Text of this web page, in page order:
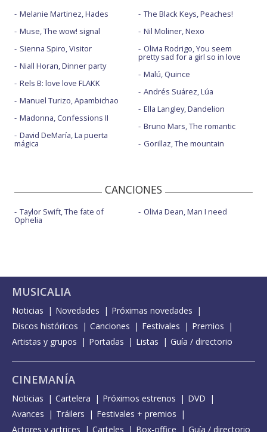
Melanie Martinez, Hades
Muse, The wow! signal
Sienna Spiro, Visitor
Niall Horan, Dinner party
Rels B: love love FLAKK
Manuel Turizo, Apambichao
Madonna, Confessions II
David DeMaría, La puerta
mágica
The Black Keys, Peaches!
Nil Moliner, Nexo
Olivia Rodrigo, You seem
pretty sad for a girl so in love
Malú, Quince
Andrés Suárez, Lúa
Ella Langley, Dandelion
Bruno Mars, The romantic
Gorillaz, The mountain
CANCIONES
Taylor Swift, The fate of
Ophelia
Olivia Dean, Man I need
MUSICALIA
Noticias Novedades
Próximas novedades
Discos históricos
Canciones Festivales
Premios
Artistas y grupos
Portadas Listas Guía / directorio
CINEMANÍA
Noticias Cartelera Próximos estrenos
DVD
Avances
Tráilers
Festivales + premios
Actores y actrices
Carteles Box-office Guía / directorio